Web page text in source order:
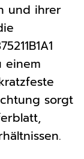
und ihrer
einem
sorgt